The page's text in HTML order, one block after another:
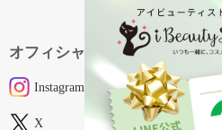
オフィシャルSNS
Instagram
X